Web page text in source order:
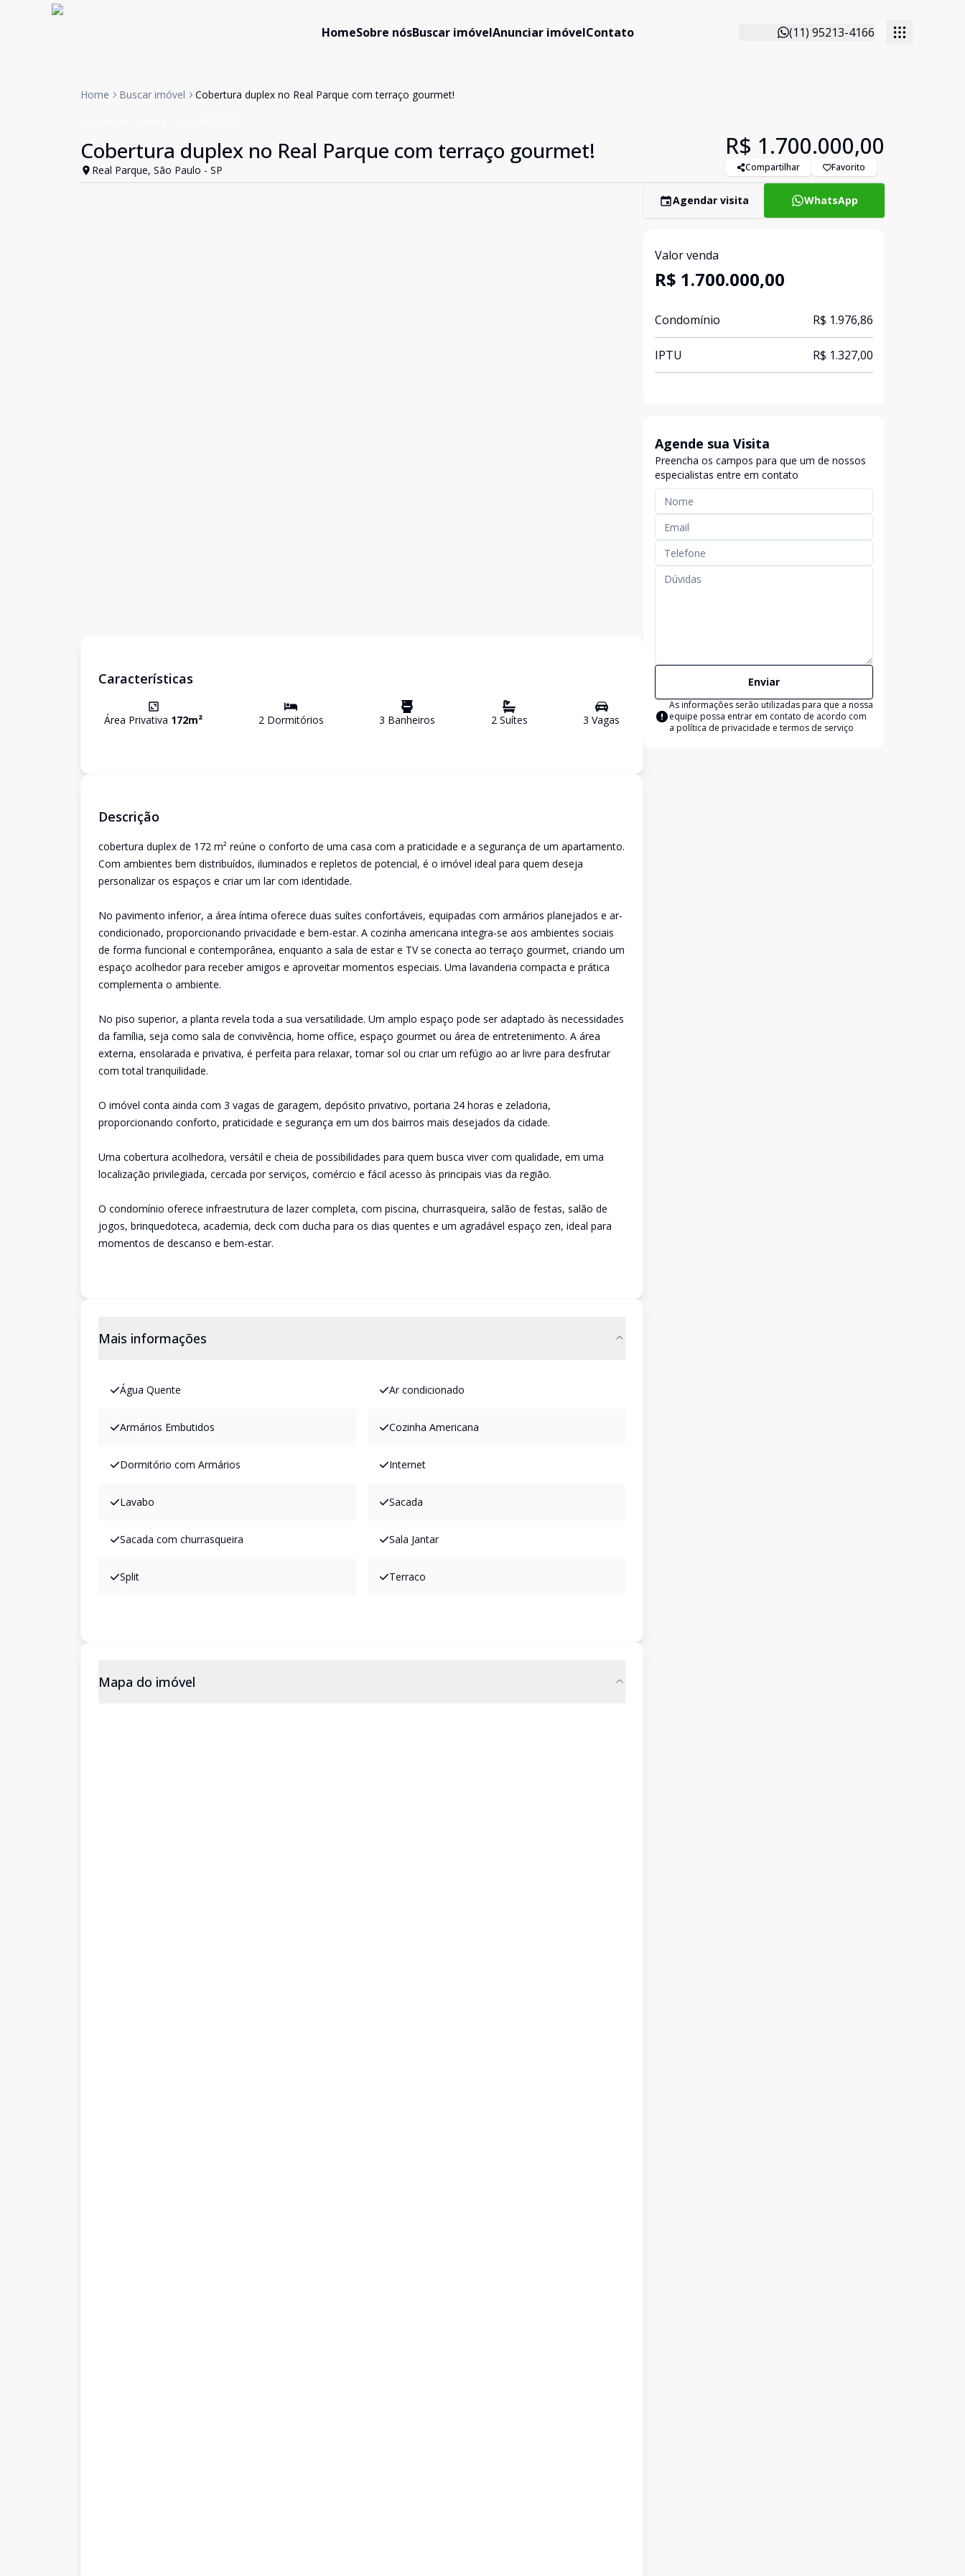
HomeSobre nósBuscar imóvelAnunciar imóvelContato (11) 95213-4166
Home Buscar imóvel Cobertura duplex no Real Parque com terraço gourmet!
Cobertura duplex no Real Parque com terraço gourmet!
Real Parque, São Paulo - SP
R$ 1.700.000,00
Compartilhar Favorito
Características
Área Privativa 172m² 2Dormitórios 3 Banheiros 2Suítes 3 Vagas
Descrição
cobertura duplex de 172 m² reúne o conforto de uma casa com a praticidade e a segurança de um apartamento.
Com ambientes bem distribuídos, iluminados e repletos de potencial, é o imóvel ideal para quem deseja
personalizar os espaços e criar um lar com identidade.
No pavimento inferior, a área íntima oferece duas suítes confortáveis, equipadas com armários planejados e ar-
condicionado, proporcionando privacidade e bem-estar. A cozinha americana integra-se aos ambientes sociais
de forma funcional e contemporânea, enquanto a sala de estar e TV se conecta ao terraço gourmet, criando um
espaço acolhedor para receber amigos e aproveitar momentos especiais. Uma lavanderia compacta e prática
complementa o ambiente.
No piso superior, a planta revela toda a sua versatilidade. Um amplo espaço pode ser adaptado às necessidades
da família, seja como sala de convivência, home office, espaço gourmet ou área de entretenimento. A área
externa, ensolarada e privativa, é perfeita para relaxar, tomar sol ou criar um refúgio ao ar livre para desfrutar
com total tranquilidade.
O imóvel conta ainda com 3 vagas de garagem, depósito privativo, portaria 24 horas e zeladoria,
proporcionando conforto, praticidade e segurança em um dos bairros mais desejados da cidade.
Uma cobertura acolhedora, versátil e cheia de possibilidades para quem busca viver com qualidade, em uma
localização privilegiada, cercada por serviços, comércio e fácil acesso às principais vias da região.
O condomínio oferece infraestrutura de lazer completa, com piscina, churrasqueira, salão de festas, salão de
jogos, brinquedoteca, academia, deck com ducha para os dias quentes e um agradável espaço zen, ideal para
momentos de descanso e bem-estar.
Mais informações
Água Quente Ar condicionado
Armários Embutidos Cozinha Americana
Dormitório com Armários Internet
Lavabo Sacada
Sacada com churrasqueira Sala Jantar
Split Terraco
Mapa do imóvel
Agendar visita WhatsApp
Valor venda
R$ 1.700.000,00
Condomínio R$ 1.976,86
IPTU R$ 1.327,00
Agende sua Visita
Preencha os campos para que um de nossos
especialistas entre em contato
Enviar
As informações serão utilizadas para que a nossa
equipe possa entrar em contato de acordo com
a política de privacidade e termos de serviço